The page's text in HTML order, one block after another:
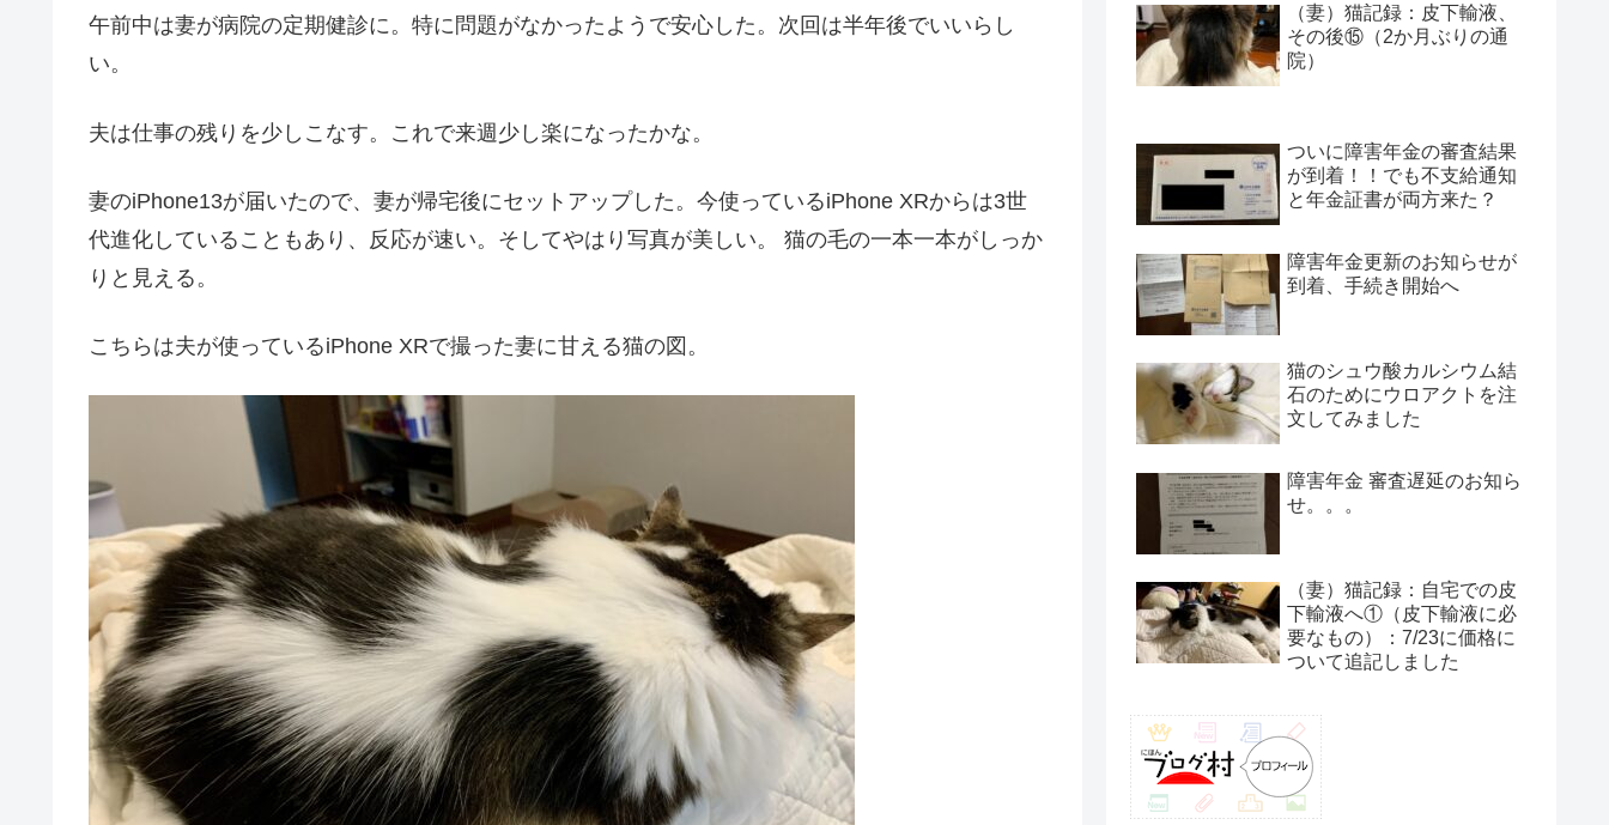
午前中は妻が病院の定期健診に。特に問題がなかったようで安心した。次回は半年後でいいらし
い。
夫は仕事の残りを少しこなす。これで来週少し楽になったかな。
妻のiPhone13が届いたので、妻が帰宅後にセットアップした。今使っているiPhone XRからは3世
代進化していることもあり、反応が速い。そしてやはり写真が美しい。 猫の毛の一本一本がしっか
りと見える。
こちらは夫が使っているiPhone XRで撮った妻に甘える猫の図。
（妻）猫記録：皮下輸液、
その後⑮（2か月ぶりの通
院）
ついに障害年金の審査結果
が到着！！でも不支給通知
と年金証書が両方来た？
障害年金更新のお知らせが
到着、手続き開始へ
猫のシュウ酸カルシウム結
石のためにウロアクトを注
文してみました
障害年金 審査遅延のお知ら
せ。。。
（妻）猫記録：自宅での皮
下輸液へ①（皮下輸液に必
要なもの）：7/23に価格に
ついて追記しました